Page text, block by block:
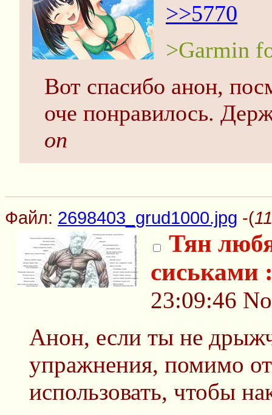
>>5770
>Garmin
Вот спасибо анон,
оче понравилось.
оп
Файл: 2698403_grud1000.jpg -(
Тян
сиськами
23:09:46
Анон, если ты не
упражнения, помимо
использовать, чтобы